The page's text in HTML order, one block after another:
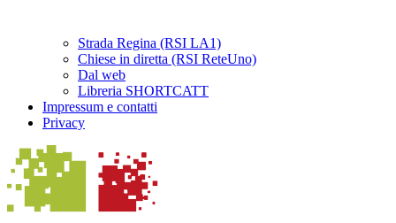
Strada Regina (RSI LA1)
Chiese in diretta (RSI ReteUno)
Dal web
Libreria SHORTCATT
Impressum e contatti
Privacy